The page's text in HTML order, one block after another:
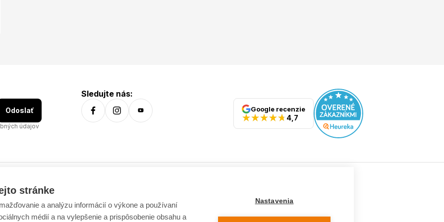
Odoslať
údajov
Sledujte nás:
Google recenzie
4,7
Všetko o nákupe
Dostupnosť tovaru
Doprava
stránke
a analýzu informácií o výkone a používaní
médií a na vylepšenie a prispôsobenie obsahu a
Nastavenia